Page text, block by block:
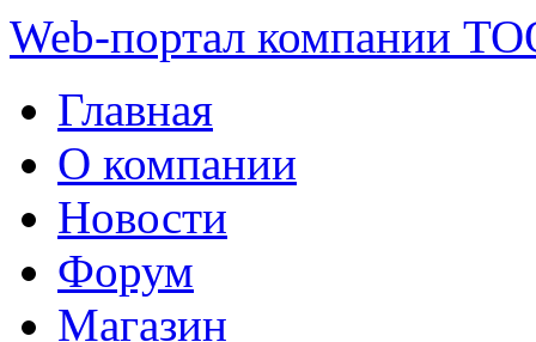
Web-портал компании
Главная
О компании
Новости
Форум
Магазин